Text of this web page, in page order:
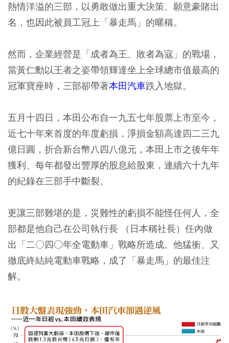
熱情洋溢的三部，以勇敢做出重大決策、願意豪賭出
名，也因此被員工冠上「暴走馬」的暱稱。
然而，企業經營是「成者為王、敗者為寇」的戰場，
當黃仁勳以王者之姿帶領輝達坐上全球總市值最高的
冠軍寶座時，三部卻帶著本田汽車跌入地獄。
五月十四日，本田公布自一九五七年股票上市至今，
近七十年來首度的年度虧損，淨損金額高達四二三九
億日圓，折合新台幣八四八億元，本田上市之後年年
獲利、每年都發出豐厚的股息給股東，連續六十九年
的紀錄在三部手中斷裂。
更讓三部難堪的是，災難性的虧損不能怪任何人，全
部都是他自己在公司執行長 （日本稱社長）任內做
出「二○四○年全電動車」戰略所造成。他猛衝、又
徹底終結純電動車戰略，成了「暴走馬」的最佳注
解。